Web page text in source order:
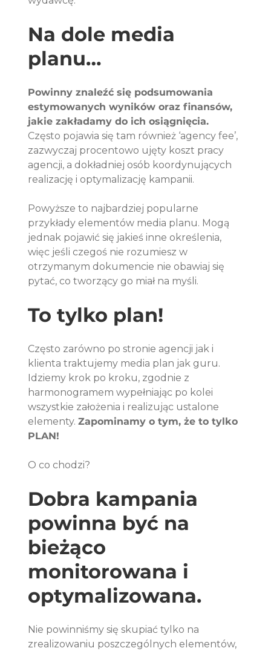
Na dole media
planu…
Powinny znaleźć się podsumowania
estymowanych wyników oraz finansów,
jakie zakładamy do ich osiągnięcia.
Często pojawia się tam również ‘agency fee’,
zazwyczaj procentowo ujęty koszt pracy
agencji, a dokładniej osób koordynujących
realizację i optymalizację kampanii.
Powyższe to najbardziej popularne
przykłady elementów media planu. Mogą
jednak pojawić się jakieś inne określenia,
więc jeśli czegoś nie rozumiesz w
otrzymanym dokumencie nie obawiaj się
pytać, co tworzący go miał na myśli.
To tylko plan!
Często zarówno po stronie agencji jak i
klienta traktujemy media plan jak guru.
Idziemy krok po kroku, zgodnie z
harmonogramem wypełniając po kolei
wszystkie założenia i realizując ustalone
elementy. Zapominamy o tym, że to tylko
PLAN!
O co chodzi?
Dobra kampania
powinna być na
bieżąco
monitorowana i
optymalizowana.
Nie powinniśmy się skupiać tylko na
zrealizowaniu poszczególnych elementów,